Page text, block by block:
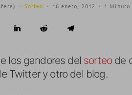
· Sorteo · 16 enero, 2012 · 1 Minuto
los gandores del sorteode
Twitter y otro del blog.